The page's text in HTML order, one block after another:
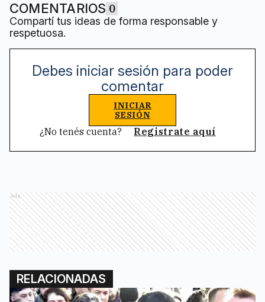
COMENTARIOS 0
Compartí tus ideas de forma responsable y
respetuosa.
Debes iniciar sesión para poder
comentar
INICIAR
SESIÓN
¿No tenés cuenta? Registrate aquí
Ads
RELACIONADAS